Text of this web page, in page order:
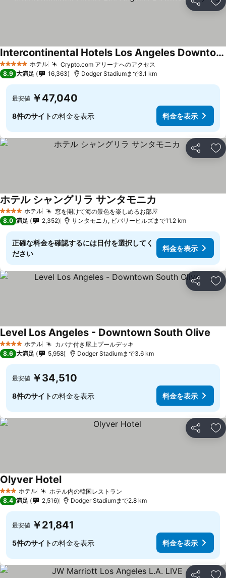
シェア お
5 ホテルのランク
ホテル Crypto.com アリーナへのアクセス
Intercontinental Hotels Los Angeles Downtown By Ihg
8.9 大満足 16,363 Dodger Stadiumまで3.1 km
最安値 ￥47,040
8件のサイトの料金を表示 料金を表示
シェア お
4 ホテルのランク
ホテル 窓を開けて海の景色を楽しめるお部屋
ホテル シャングリラ サンタモニカ
8.0 満足 2,352 サンタモニカ, ビバリーヒルズまで11.2 km
正確な料金を確認するには日付を選択してく
ださい
料金を表示
シェア お
4 ホテルのランク
ホテル カバナ付き屋上プールデッキ
Level Los Angeles - Downtown South Olive
8.6 大満足 5,958 Dodger Stadiumまで3.6 km
最安値 ￥34,510
8件のサイトの料金を表示 料金を表示
シェア お
3 ホテルのランク
ホテル ホテル内の韓国レストラン
Olyver Hotel
8.4 満足 2,516 Dodger Stadiumまで2.8 km
最安値 ￥21,841
5件のサイトの料金を表示 料金を表示